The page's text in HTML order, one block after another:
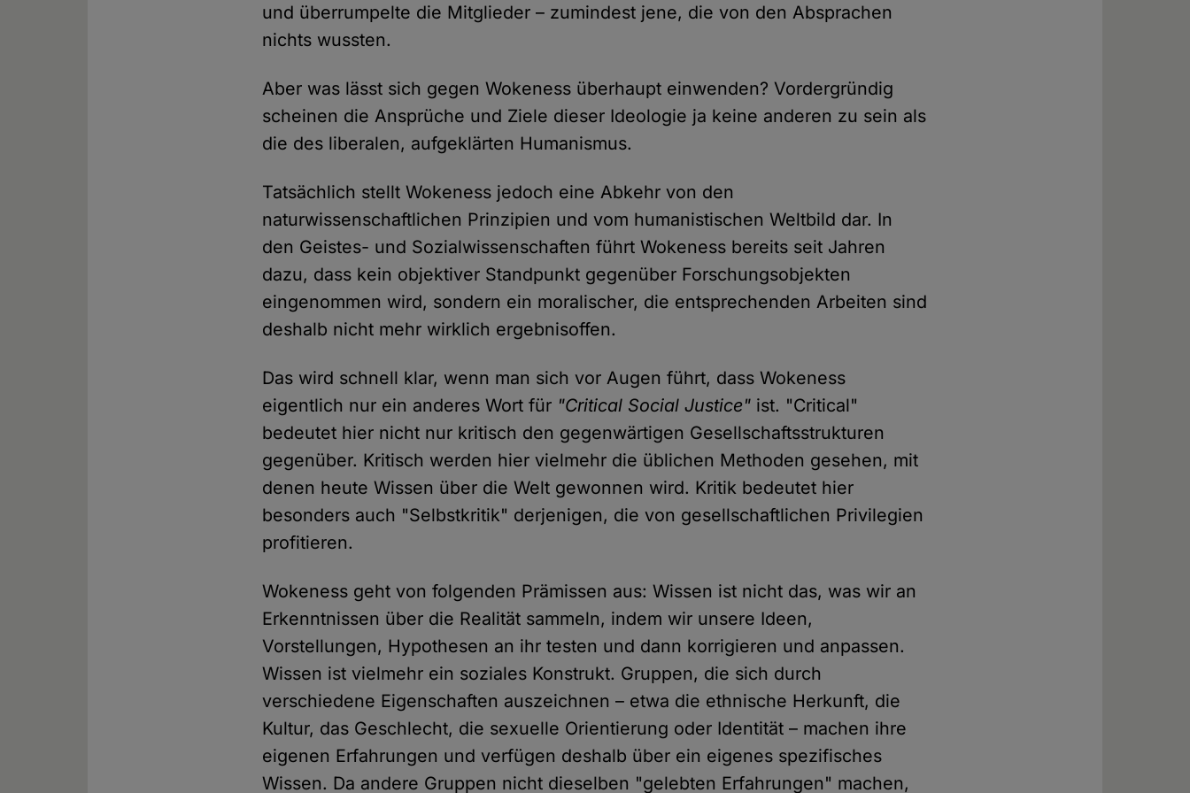
und überrumpelte die Mitglieder – zumindest jene, die von den Absprachen
nichts wussten.
Aber was lässt sich gegen Wokeness überhaupt einwenden? Vordergründig
scheinen die Ansprüche und Ziele dieser Ideologie ja keine anderen zu sein als
die des liberalen, aufgeklärten Humanismus.
Tatsächlich stellt Wokeness jedoch eine Abkehr von den
naturwissenschaftlichen Prinzipien und vom humanistischen Weltbild dar. In
den Geistes- und Sozialwissenschaften führt Wokeness bereits seit Jahren
dazu, dass kein objektiver Standpunkt gegenüber Forschungsobjekten
eingenommen wird, sondern ein moralischer, die entsprechenden Arbeiten sind
deshalb nicht mehr wirklich ergebnisoffen.
Das wird schnell klar, wenn man sich vor Augen führt, dass Wokeness
eigentlich nur ein anderes Wort für "Critical Social Justice" ist. "Critical"
bedeutet hier nicht nur kritisch den gegenwärtigen Gesellschaftsstrukturen
gegenüber. Kritisch werden hier vielmehr die üblichen Methoden gesehen, mit
denen heute Wissen über die Welt gewonnen wird. Kritik bedeutet hier
besonders auch "Selbstkritik" derjenigen, die von gesellschaftlichen Privilegien
profitieren.
Wokeness geht von folgenden Prämissen aus: Wissen ist nicht das, was wir an
Erkenntnissen über die Realität sammeln, indem wir unsere Ideen,
Vorstellungen, Hypothesen an ihr testen und dann korrigieren und anpassen.
Wissen ist vielmehr ein soziales Konstrukt. Gruppen, die sich durch
verschiedene Eigenschaften auszeichnen – etwa die ethnische Herkunft, die
Kultur, das Geschlecht, die sexuelle Orientierung oder Identität – machen ihre
eigenen Erfahrungen und verfügen deshalb über ein eigenes spezifisches
Wissen. Da andere Gruppen nicht dieselben "gelebten Erfahrungen" machen,